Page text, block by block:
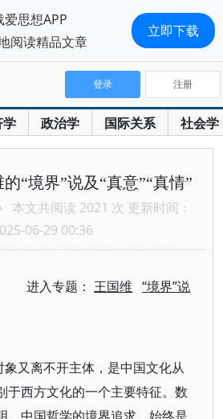
学 政治学 国际关系 社会学
登录 注册
“境界”说及“真意”“真情”
本文共阅读 2021 次 更新时间：
06-29 00:36
进入专题：王国维 “境界”说
象又离不开主体，是中国文化从
于西方文化的一个主要特征。数
爱思想APP
阅读精品文章
立即下载